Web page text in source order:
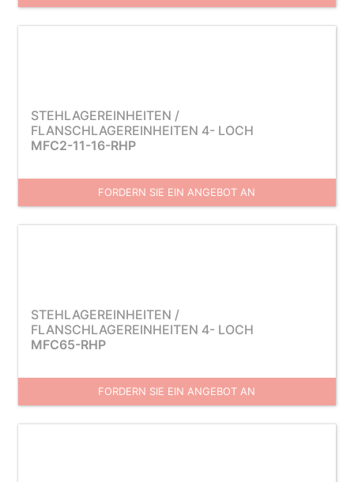
STEHLAGEREINHEITEN /
FLANSCHLAGEREINHEITEN 4- LOCH
MFC2-11-16-RHP
FORDERN SIE EIN ANGEBOT AN
STEHLAGEREINHEITEN /
FLANSCHLAGEREINHEITEN 4- LOCH
MFC65-RHP
FORDERN SIE EIN ANGEBOT AN